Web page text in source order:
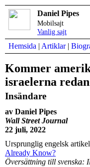
Daniel Pipes
Mobilsajt
Vanlig sajt
Hemsida | Artiklar|
Kommer
israelerna
Insändare
av Daniel Pipes
Wall Street Journal
22 juli, 2022
Ursprunglig engelsk
Already Know?
Översättning till svenska: